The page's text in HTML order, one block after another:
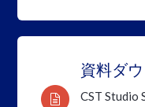
資料ダ
CST Studio